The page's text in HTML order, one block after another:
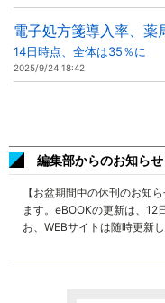
電子処方箋導入率、薬
14日時点、全体は35％に
2025/9/24 18:42
編集部からのお知らせ
【お盆期間中の休刊のお知
ます。eBOOKの更新は、12
お、WEBサイトは随時更新し